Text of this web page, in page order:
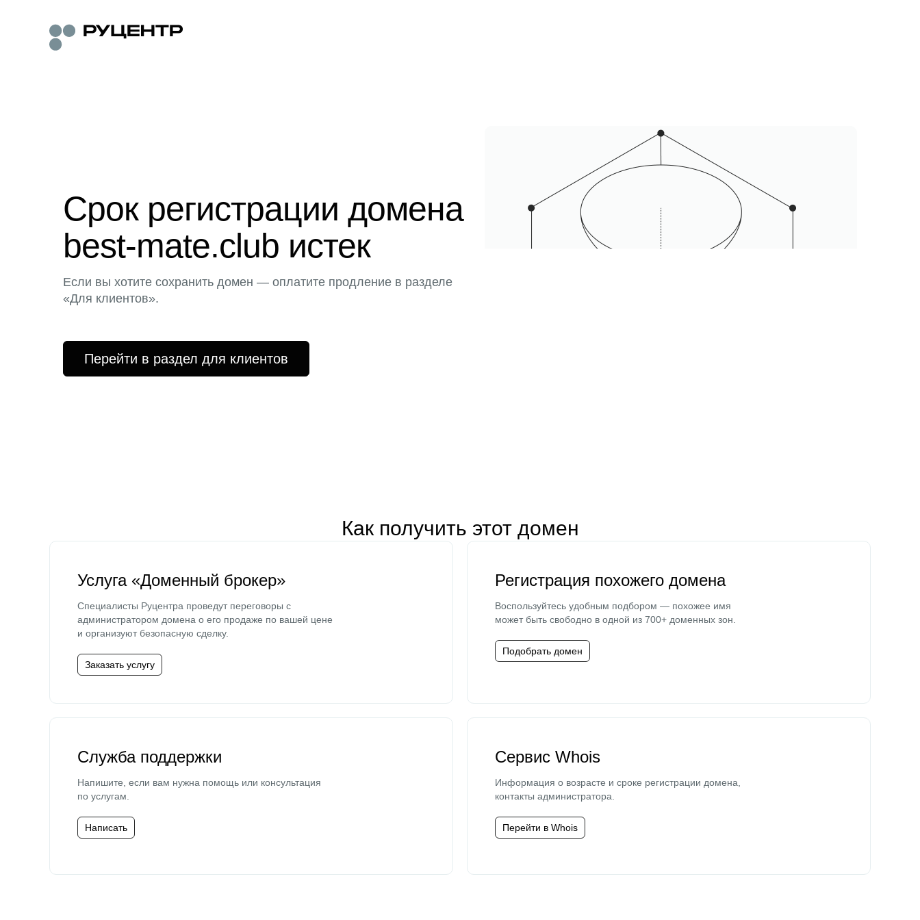
Срок регистрации домена
best-mate.club истек
Если вы хотите сохранить домен — оплатите продление в разделе
«Для клиентов».
Перейти в раздел для клиентов
Как получить этот домен
Услуга «Доменный брокер»
Специалисты Руцентра проведут переговоры с
администратором домена о его продаже по вашей цене
и организуют безопасную сделку.
Заказать услугу
Регистрация похожего домена
Воспользуйтесь удобным подбором — похожее имя
может быть свободно в одной из 700+ доменных зон.
Подобрать домен
Служба поддержки
Напишите, если вам нужна помощь или консультация
по услугам.
Написать
Сервис Whois
Информация о возрасте и сроке регистрации домена,
контакты администратора.
Перейти в Whois